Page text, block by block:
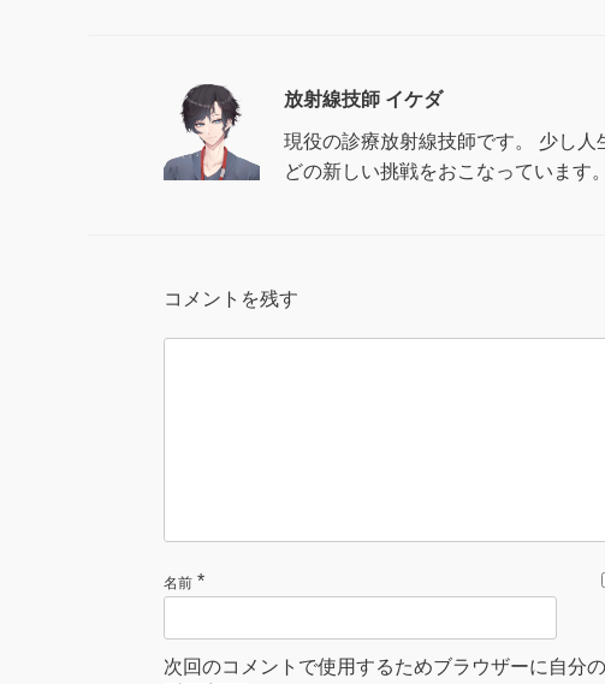
放射線技師 イケダ
現役の診療放射線技師です。 少し
どの新しい挑戦をおこなっています。
コメントを残す
名前 *
次回のコメントで使用するためブラウザーに自分